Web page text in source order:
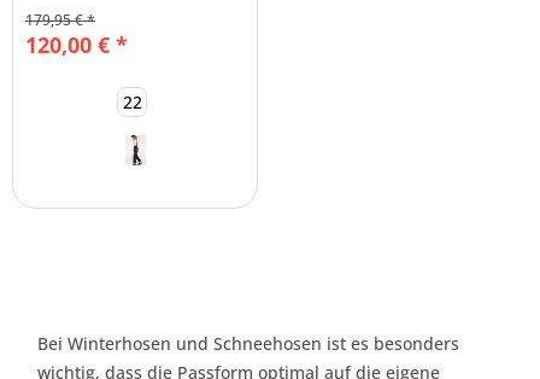
120,00 € *
179,95 € *
22
Bei Winterhosen und Schneehosen ist es besonders
wichtig, dass die Passform optimal auf die eigene